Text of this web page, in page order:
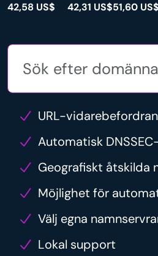
42,58 US$
42,31 US$51,60
URL-vidarebefordran
Automatisk
Geografiskt åtskilda
Möjlighet för
Välj egna
Lokal support